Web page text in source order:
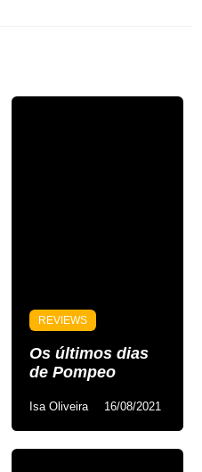
REVIEWS
Os últimos dias
de Pompeo
Isa Oliveira 16/08/2021